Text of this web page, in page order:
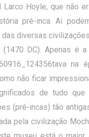
Hoyle, que não
pré-inca. Ai
das diversas
DC). Apenas é
tava na
não ficar
de tudo
(pré-incas) tão
pela civilização